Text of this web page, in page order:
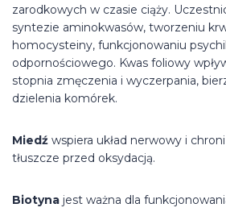
zarodkowych w czasie ciąży.
syntezie aminokwasów, tworzeniu
homocysteiny, funkcjonowaniu
odpornościowego. Kwas foliowy
stopnia zmęczenia i wyczerpania,
dzielenia komórek.
Miedź wspiera układ nerwowy i chroni
tłuszcze przed oksydacją.
Biotyna jest ważna dla